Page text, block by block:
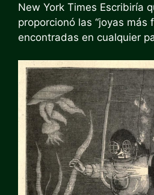
New York Times Escribiría
proporcionó las “joyas más
encontradas en cualquier